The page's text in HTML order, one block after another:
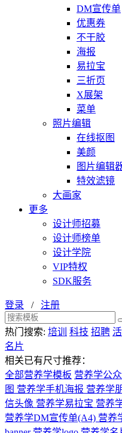
DM宣传单
优惠券
不干胶
海报
易拉宝
三折页
X展架
菜单
照片编辑
在线抠图
美颜
图片编辑
特效滤镜
大画家
更多
设计师招募
设计师榜单
设计学院
VIP特权
SDK服务
登录 / 注册
热门搜索: 培训 科技 招聘
名片
相关已有尺寸推荐：
全部营养学模板 营养学公
图 营养学手机海报 营养学
信头像 营养学易拉宝 营养
营养学DM宣传单(A4) 营养